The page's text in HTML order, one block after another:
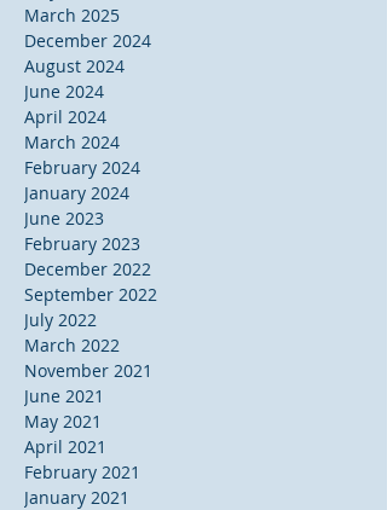
March 2025
December 2024
August 2024
June 2024
April 2024
March 2024
February 2024
January 2024
June 2023
February 2023
December 2022
September 2022
July 2022
March 2022
November 2021
June 2021
May 2021
April 2021
February 2021
January 2021